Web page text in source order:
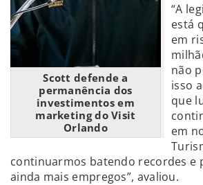
Scott defende a
permanência dos
investimentos em
marketing do Visit
Orlando
“A
está
em
não
isso
que
em
continuarmos batendo recordes e
ainda mais empregos”, avaliou.